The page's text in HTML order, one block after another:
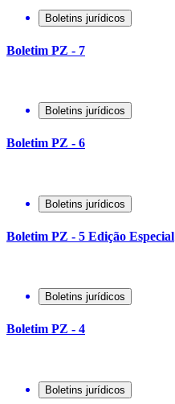
Boletins jurídicos
Boletim PZ - 7
Boletins jurídicos
Boletim PZ - 6
Boletins jurídicos
Boletim PZ - 5 Edição Especial
Boletins jurídicos
Boletim PZ - 4
Boletins jurídicos